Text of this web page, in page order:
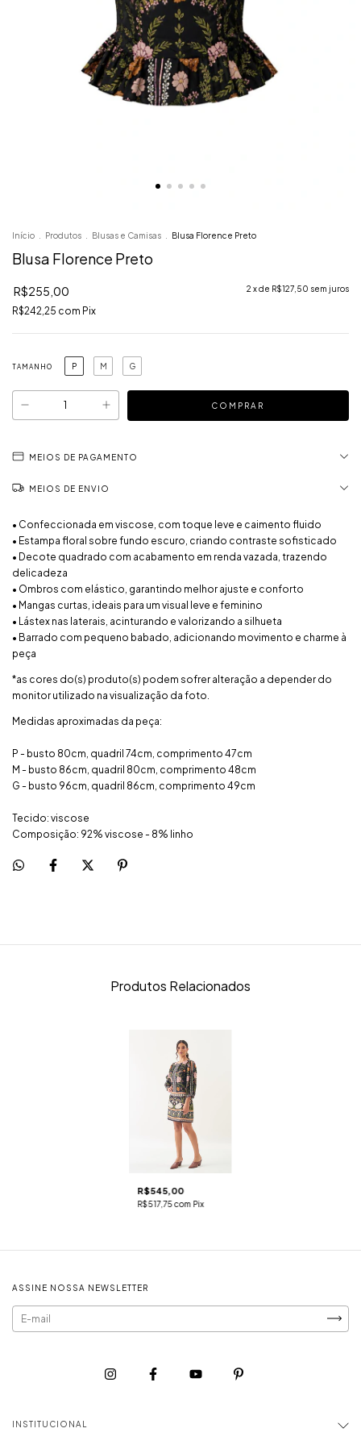
Início Produtos Blusas e Camisas Blusa Florence Preto
Blusa Florence Preto
R$255,00 2 x de R$127,50 sem juros
R$242,25 com Pix
TAMANHO P M G
MEIOS DE PAGAMENTO
MEIOS DE ENVIO
• Confeccionada em viscose, com toque leve e caimento fluido
• Estampa floral sobre fundo escuro, criando contraste sofisticado
• Decote quadrado com acabamento em renda vazada, trazendo
delicadeza
• Ombros com elástico, garantindo melhor ajuste e conforto
• Mangas curtas, ideais para um visual leve e feminino
• Lástex nas laterais, acinturando e valorizando a silhueta
• Barrado com pequeno babado, adicionando movimento e charme à
peça
*as cores do(s) produto(s) podem sofrer alteração a depender do
monitor utilizado na visualização da foto.
Medidas aproximadas da peça:
P - busto 80cm, quadril 74cm, comprimento 47cm
M - busto 86cm, quadril 80cm, comprimento 48cm
G - busto 96cm, quadril 86cm, comprimento 49cm
Tecido: viscose
Composição: 92% viscose - 8% linho
Produtos Relacionados
R$545,00
R$517,75com Pix
ASSINE NOSSA NEWSLETTER
INSTITUCIONAL